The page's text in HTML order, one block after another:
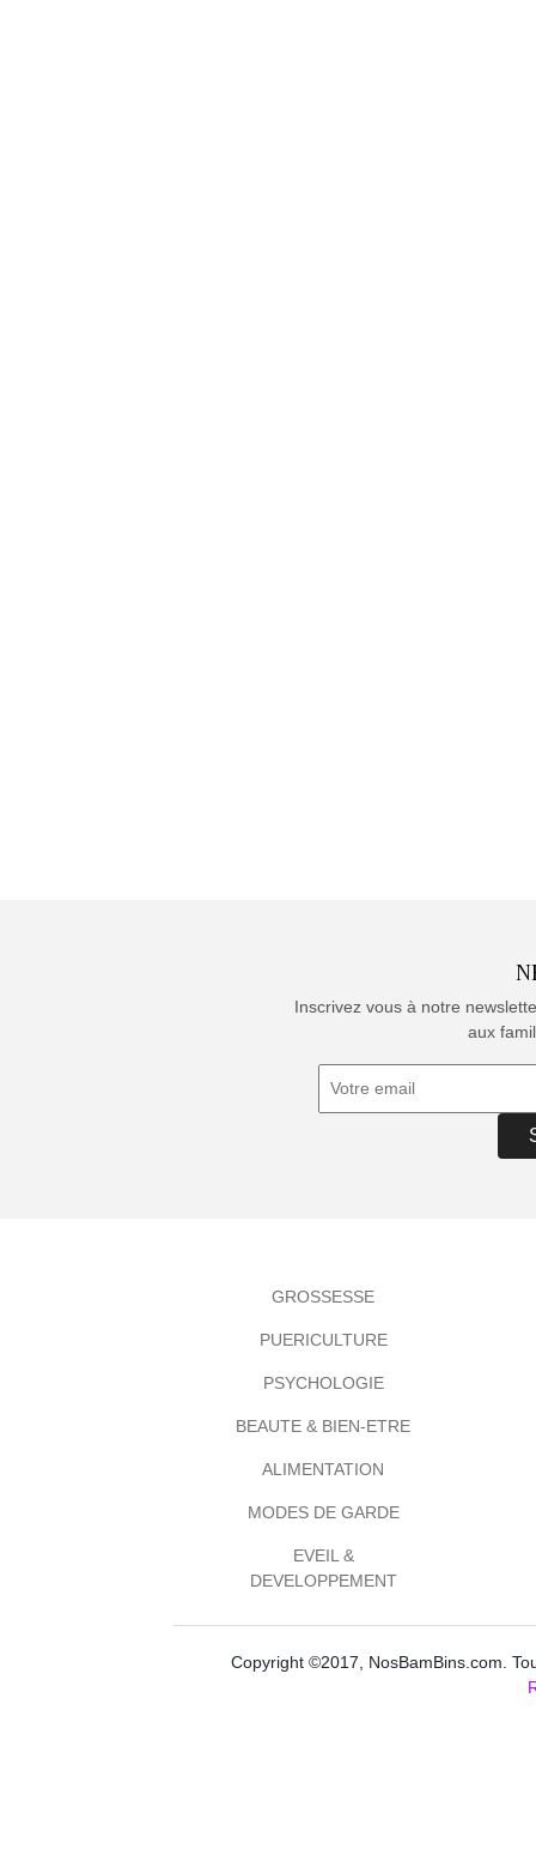
Inscrivez vous à notre
aux
GROSSESSE
PUERICULTURE
PSYCHOLOGIE
BEAUTE & BIEN-ETRE
ALIMENTATION
MODES DE GARDE
EVEIL &
DEVELOPPEMENT
Copyright ©2017, NosBamBins.com.